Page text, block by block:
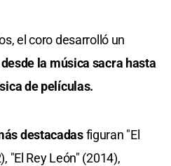
el coro desarrolló un
desde la música sacra hasta
de películas.
destacadasfiguran "El
"El Rey León" (2014),